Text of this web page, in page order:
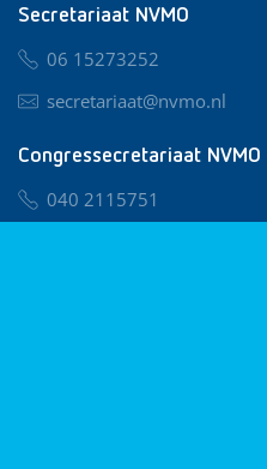
Secretariaat NVMO
06 15273252
secretariaat@nvmo.nl
Congressecretariaat NVMO
040 2115751